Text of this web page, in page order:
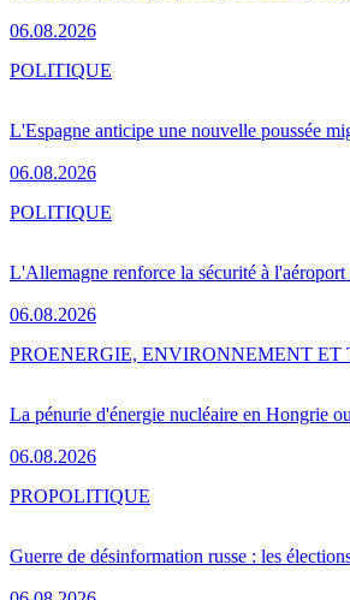
06.08.2026
L'Espagne anticipe une nouvelle poussée
06.08.2026
POLITIQUE
L'Allemagne renforce la sécurité à
06.08.2026
POLITIQUE
La pénurie d'énergie nucléaire en Hongrie
06.08.2026
PROENERGIE, ENVIRONNEMENT ET
Guerre de désinformation russe : les
PROPOLITIQUE